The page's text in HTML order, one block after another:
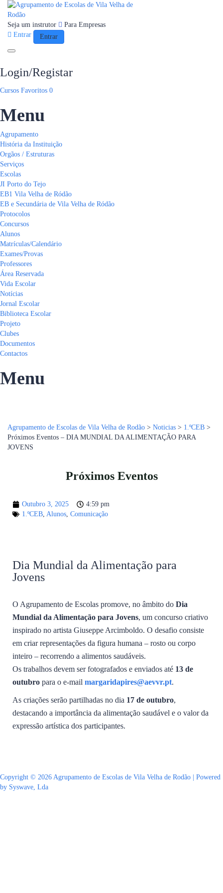
Seja um instrutor
Para Empresas
Entrar
Entrar
Login/Registar
Cursos Favoritos 0
Menu
Agrupamento
História da Instituição
Orgãos / Estruturas
Serviços
Escolas
JI Porto do Tejo
EB1 Vila Velha de Ródão
EB e Secundária de Vila Velha de Ródão
Protocolos
Concursos
Alunos
Matrículas/Calendário
Exames/Provas
Professores
Área Reservada
Vida Escolar
Notícias
Jornal Escolar
Biblioteca Escolar
Projeto
Clubes
Documentos
Contactos
Menu
Agrupamento de Escolas de Vila Velha de Rodão > Noticias > 1.ºCEB >
Próximos Eventos – DIA MUNDIAL DA ALIMENTAÇÃO PARA
JOVENS
Próximos Eventos
Outubro 3, 2025
4:59 pm
1.ºCEB, Alunos, Comunicação
Dia Mundial da Alimentação para
Jovens
O Agrupamento de Escolas promove, no âmbito do Dia
Mundial da Alimentação para Jovens, um concurso criativo
inspirado no artista Giuseppe Arcimboldo. O desafio consiste
em criar representações da figura humana – rosto ou corpo
inteiro – recorrendo a alimentos saudáveis.
Os trabalhos devem ser fotografados e enviados até 13 de
outubro para o e-mail margaridapires@aevvr.pt.
As criações serão partilhadas no dia 17 de outubro,
destacando a importância da alimentação saudável e o valor da
expressão artística dos participantes.
Copyright © 2026 Agrupamento de Escolas de Vila Velha de Rodão | Powered
by Syswave, Lda